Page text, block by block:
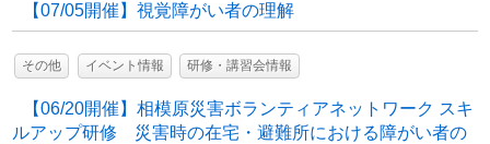
【07/05開催】視覚障がい者の理解
その他 イベント情報 研修・講習会情報
【06/20開催】相模原災害ボランティアネットワーク スキ
ルアップ研修 災害時の在宅・避難所における障がい者の